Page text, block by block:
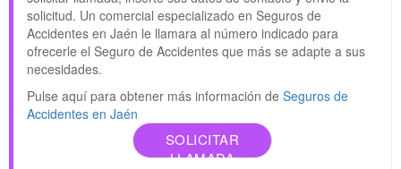
solicitud. Un comercial especializado en Seguros de
Accidentes en Jaén le llamara al número indicado para
ofrecerle el Seguro de Accidentes que más se adapte a sus
necesidades.
Pulse aquí para obtener más información de Seguros de
Accidentes en Jaén
SOLICITAR
LLAMADA